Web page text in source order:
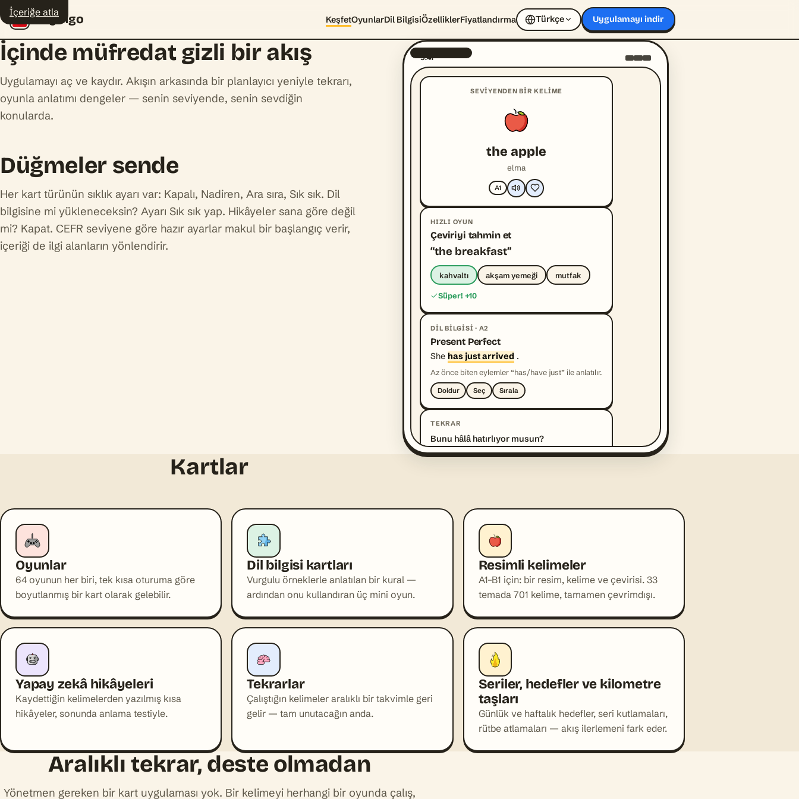
İçeriğe atla
Polyingo KeşfetOyunlarDil BilgisiÖzelliklerFiyatlandırma Türkçe Uygulamayı indir
İçinde müfredat gizli bir akış
Uygulamayı aç ve kaydır. Akışın arkasında bir planlayıcı yeniyle tekrarı,
oyunla anlatımı dengeler — senin seviyende, senin sevdiğin
konularda.
Düğmeler sende
Her kart türünün sıklık ayarı var: Kapalı, Nadiren, Ara sıra, Sık sık. Dil
bilgisine mi yükleneceksin? Ayarı Sık sık yap. Hikâyeler sana göre değil
mi? Kapat. CEFR seviyene göre hazır ayarlar makul bir başlangıç verir,
içeriği de ilgi alanların yönlendirir.
9:41
SEVIYENDEN BIR KELIME
the apple
elma
A1
HIZLI OYUN
Çeviriyi tahmin et
“the breakfast”
kahvaltı akşam yemeği mutfak
Süper! +10
DIL BILGISI · A2
Present Perfect
She has just arrived .
Az önce biten eylemler “has/have just” ile anlatılır.
Doldur Seç Sırala
TEKRAR
Bunu hâlâ hatırlıyor musun?
the breakfast
Üst üste 7 gün
Şimdiye kadarki en uzun serin.
KELIMELERINDEN YAPAY ZEKÂ HIKÂYESI
The Saturday Market
Emma buys apples and bread at the market…
Oku ve çöz
SEVIYENDEN BIR KELIME
the apple
Kartlar
Oyunlar
64 oyunun her biri, tek kısa oturuma göre
boyutlanmış bir kart olarak gelebilir.
Dil bilgisi kartları
Vurgulu örneklerle anlatılan bir kural —
ardından onu kullandıran üç mini oyun.
Resimli kelimeler
A1–B1 için: bir resim, kelime ve çevirisi. 33
temada 701 kelime, tamamen çevrimdışı.
Yapay zekâ hikâyeleri
Kaydettiğin kelimelerden yazılmış kısa
hikâyeler, sonunda anlama testiyle.
Tekrarlar
Çalıştığın kelimeler aralıklı bir takvimle geri
gelir — tam unutacağın anda.
Seriler, hedefler ve kilometre
taşları
Günlük ve haftalık hedefler, seri kutlamaları,
rütbe atlamaları — akış ilerlemeni fark eder.
Aralıklı tekrar, deste olmadan
Yönetmen gereken bir kart uygulaması yok. Bir kelimeyi herhangi bir oyunda çalış,